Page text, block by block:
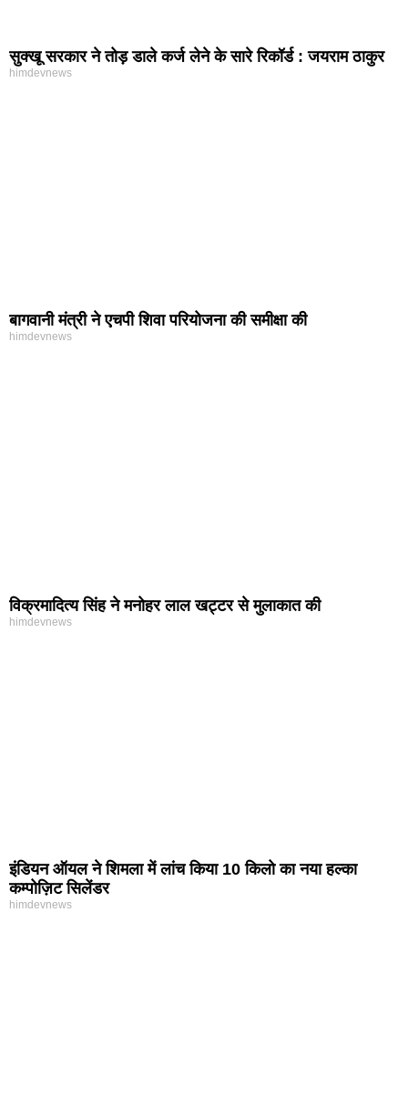
सुक्खू सरकार ने तोड़ डाले कर्ज लेने के सारे रिकॉर्ड : जयराम ठाकुर
himdevnews
बागवानी मंत्री ने एचपी शिवा परियोजना की समीक्षा की
himdevnews
विक्रमादित्य सिंह ने मनोहर लाल खट्टर से मुलाकात की
himdevnews
इंडियन ऑयल ने शिमला में लांच किया 10 किलो का नया हल्का
कम्पोज़िट सिलेंडर
himdevnews